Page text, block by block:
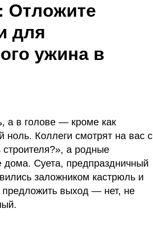
Отложите
для
ужина в
а в голове — кроме как
Коллеги смотрят на вас с
а родные
Суета, предпраздничный
заложником кастрюль и
предложить выход — нет, не